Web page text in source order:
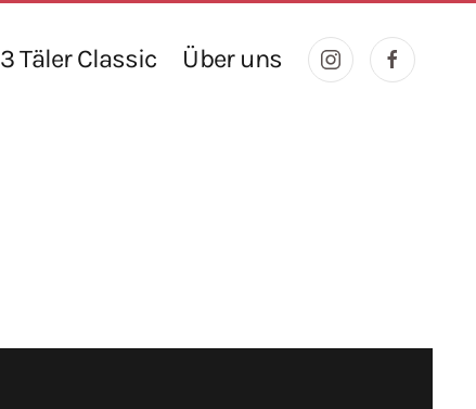
3 Täler Classic Über uns